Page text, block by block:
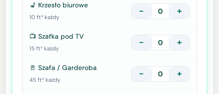
💺 Krzesło biurowe
10 ft³ każdy
− +
📺 Szafka pod TV
15 ft³ każdy
− +
🚪 Szafa / Garderoba
45 ft³ każdy
− +